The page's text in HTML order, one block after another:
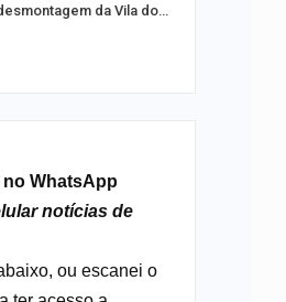
da Vila do…
WhatsApp
notícias de
ou escanei o